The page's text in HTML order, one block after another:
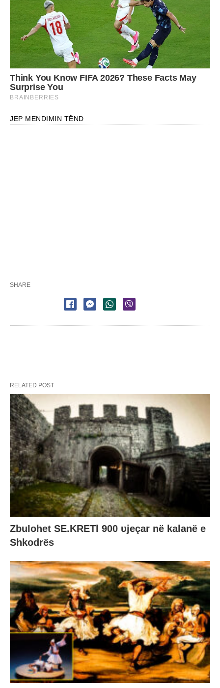
JEP MENDIMIN TËND
SHARE
RELATED POST
ZbuIohet SE.KRETl 900 υjeçar në kalanë e
Shkodrës